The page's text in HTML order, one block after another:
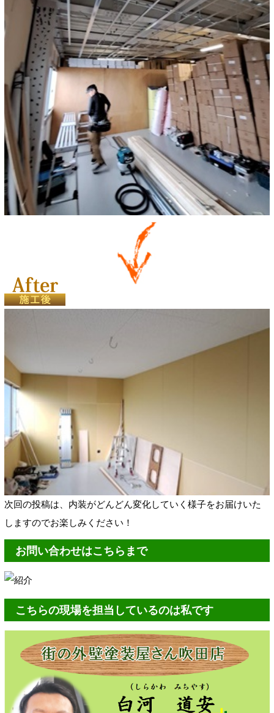
次回の投稿は、内装がどんどん変化していく様子をお届けいた
しますのでお楽しみください！
お問い合わせはこちらまで
こちらの現場を担当しているのは私です